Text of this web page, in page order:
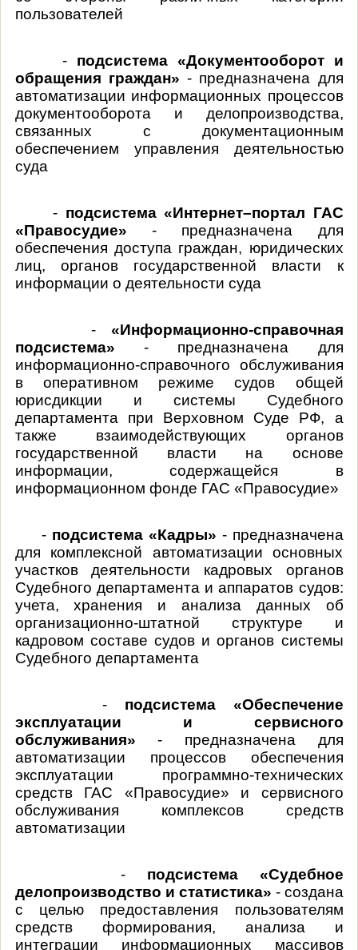
пользователей
- подсистема «Документооборот и
обращения граждан» - предназначена для
автоматизации информационных процессов
документооборота и делопроизводства,
связанных с документационным
обеспечением управления деятельностью
суда
- подсистема «Интернет–портал ГАС
«Правосудие» - предназначена для
обеспечения доступа граждан, юридических
лиц, органов государственной власти к
информации о деятельности суда
- «Информационно-справочная
подсистема» - предназначена для
информационно-справочного обслуживания
в оперативном режиме судов общей
юрисдикции и системы Судебного
департамента при Верховном Суде РФ, а
также взаимодействующих органов
государственной власти на основе
информации, содержащейся в
информационном фонде ГАС «Правосудие»
- подсистема «Кадры» - предназначена
для комплексной автоматизации основных
участков деятельности кадровых органов
Судебного департамента и аппаратов судов:
учета, хранения и анализа данных об
организационно-штатной структуре и
кадровом составе судов и органов системы
Судебного департамента
- подсистема «Обеспечение
эксплуатации и сервисного
обслуживания» - предназначена для
автоматизации процессов обеспечения
эксплуатации программно-технических
средств ГАС «Правосудие» и сервисного
обслуживания комплексов средств
автоматизации
- подсистема «Судебное
делопроизводство и статистика» - создана
с целью предоставления пользователям
средств формирования, анализа и
интеграции информационных массивов